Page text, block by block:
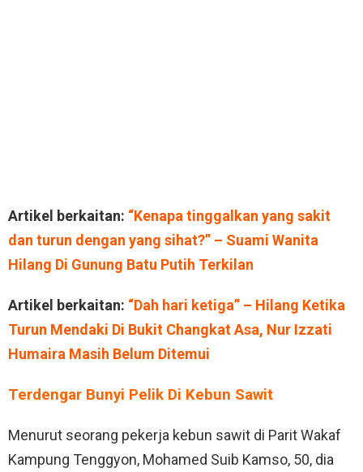
Artikel berkaitan: “Kenapa tinggalkan yang sakit
dan turun dengan yang sihat?” – Suami Wanita
Hilang Di Gunung Batu Putih Terkilan
Artikel berkaitan: “Dah hari ketiga” – Hilang Ketika
Turun Mendaki Di Bukit Changkat Asa, Nur Izzati
Humaira Masih Belum Ditemui
Terdengar Bunyi Pelik Di Kebun Sawit
Menurut seorang pekerja kebun sawit di Parit Wakaf
Kampung Tenggyon, Mohamed Suib Kamso, 50, dia